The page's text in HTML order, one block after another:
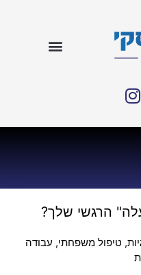
הרגשי שלך?
, טיפול משפחתי, עבודה